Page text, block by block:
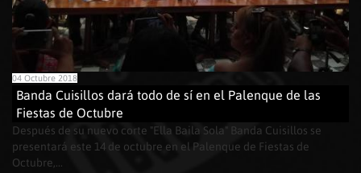
04 Octubre 2018
Banda Cuisillos dará todo de sí en el Palenque de las
Fiestas de Octubre
Después de su nuevo corte "Ella Baila Sola" Banda Cuisillos se
presentará este 14 de octubre en el Palenque de Fiestas de
Octubre,...